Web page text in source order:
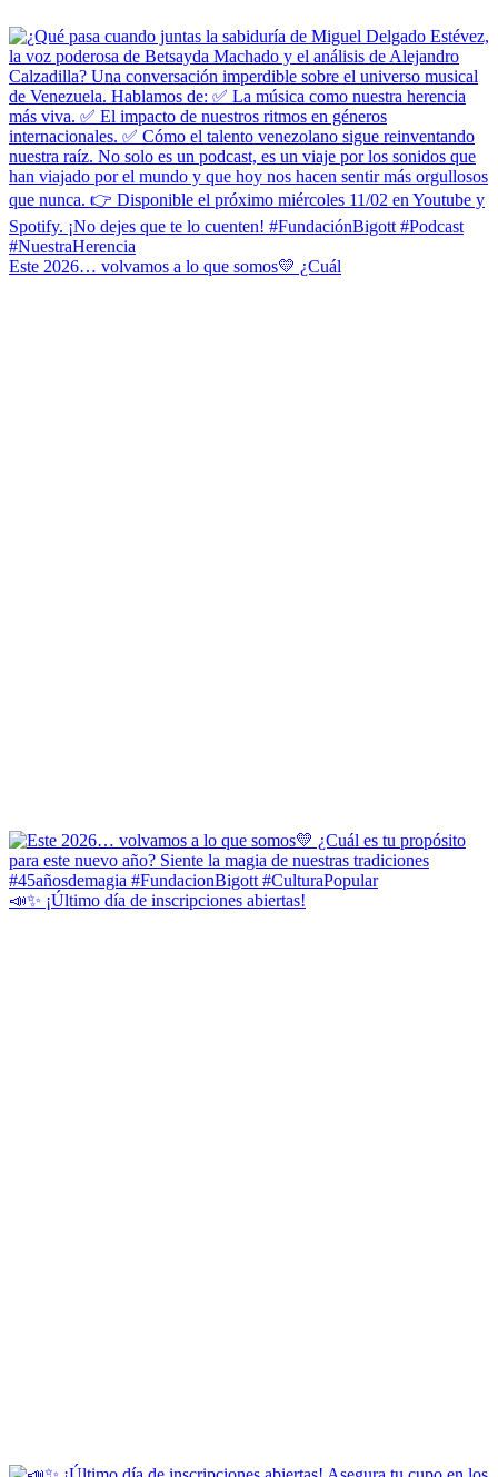
Este 2026… volvamos a lo que somos💛 ¿Cuál
📣✨ ¡Último día de inscripciones abiertas!